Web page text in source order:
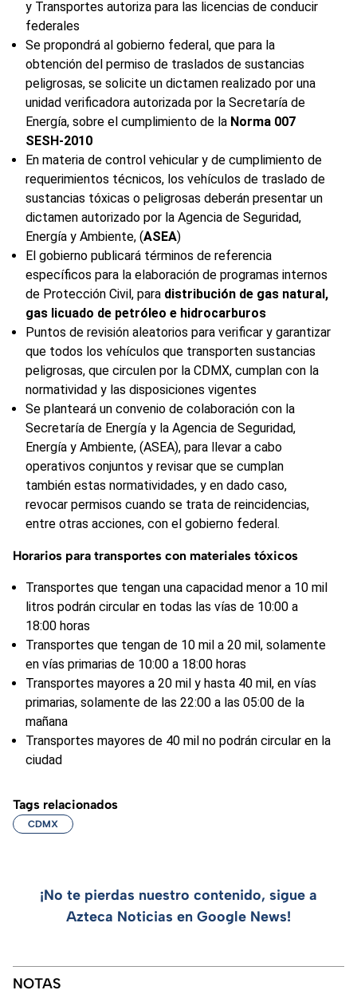
y Transportes autoriza para las licencias de conducir
federales
Se propondrá al gobierno federal, que para la
obtención del permiso de traslados de sustancias
peligrosas, se solicite un dictamen realizado por una
unidad verificadora autorizada por la Secretaría de
Energía, sobre el cumplimiento de la Norma 007
SESH-2010
En materia de control vehicular y de cumplimiento de
requerimientos técnicos, los vehículos de traslado de
sustancias tóxicas o peligrosas deberán presentar un
dictamen autorizado por la Agencia de Seguridad,
Energía y Ambiente, (ASEA)
El gobierno publicará términos de referencia
específicos para la elaboración de programas internos
de Protección Civil, para distribución de gas natural,
gas licuado de petróleo e hidrocarburos
Puntos de revisión aleatorios para verificar y garantizar
que todos los vehículos que transporten sustancias
peligrosas, que circulen por la CDMX, cumplan con la
normatividad y las disposiciones vigentes
Se planteará un convenio de colaboración con la
Secretaría de Energía y la Agencia de Seguridad,
Energía y Ambiente, (ASEA), para llevar a cabo
operativos conjuntos y revisar que se cumplan
también estas normatividades, y en dado caso,
revocar permisos cuando se trata de reincidencias,
entre otras acciones, con el gobierno federal.
Horarios para transportes con materiales tóxicos
Transportes que tengan una capacidad menor a 10 mil
litros podrán circular en todas las vías de 10:00 a
18:00 horas
Transportes que tengan de 10 mil a 20 mil, solamente
en vías primarias de 10:00 a 18:00 horas
Transportes mayores a 20 mil y hasta 40 mil, en vías
primarias, solamente de las 22:00 a las 05:00 de la
mañana
Transportes mayores de 40 mil no podrán circular en la
ciudad
Tags relacionados
CDMX
¡No te pierdas nuestro contenido, sigue a
Azteca Noticias en Google News!
NOTAS